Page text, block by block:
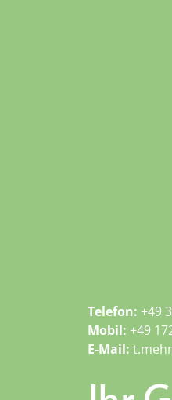
Telefon: +49
Mobil: +49
E-Mail: